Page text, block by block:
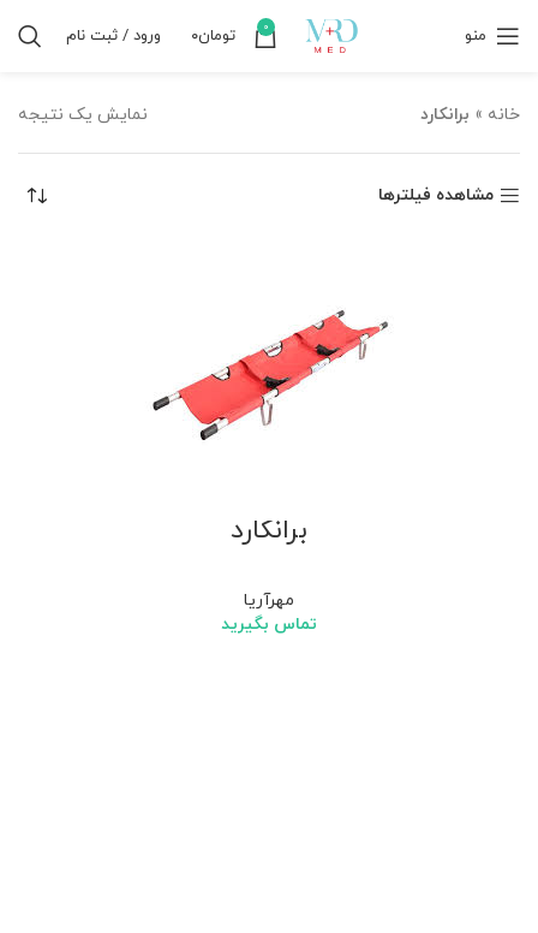
منو 0 تومان۰ ورود / ثبت نام
خانه » برانکارد نمایش یک نتیجه
مشاهده فیلترها
برانکارد
مهرآریا
تماس بگیرید